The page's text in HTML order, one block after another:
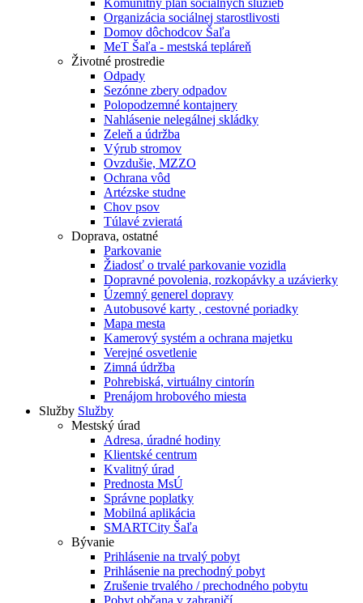
Komunitný plán sociálnych služieb
Organizácia sociálnej starostlivosti
Domov dôchodcov Šaľa
MeT Šaľa - mestská tepláreň
Životné prostredie
Odpady
Sezónne zbery odpadov
Polopodzemné kontajnery
Nahlásenie nelegálnej skládky
Zeleň a údržba
Výrub stromov
Ovzdušie, MZZO
Ochrana vôd
Artézske studne
Chov psov
Túlavé zvieratá
Doprava, ostatné
Parkovanie
Žiadosť o trvalé parkovanie vozidla
Dopravné povolenia, rozkopávky a uzávierky
Územný generel dopravy
Autobusové karty , cestovné poriadky
Mapa mesta
Kamerový systém a ochrana majetku
Verejné osvetlenie
Zimná údržba
Pohrebiská, virtuálny cintorín
Prenájom hrobového miesta
Služby Služby
Mestský úrad
Adresa, úradné hodiny
Klientské centrum
Kvalitný úrad
Prednosta MsÚ
Správne poplatky
Mobilná aplikácia
SMARTCity Šaľa
Bývanie
Prihlásenie na trvalý pobyt
Prihlásenie na prechodný pobyt
Zrušenie trvalého / prechodného pobytu
Pobyt občana v zahraničí